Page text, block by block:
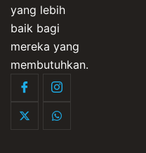
yang lebih
baik bagi
mereka yang
membutuhkan.